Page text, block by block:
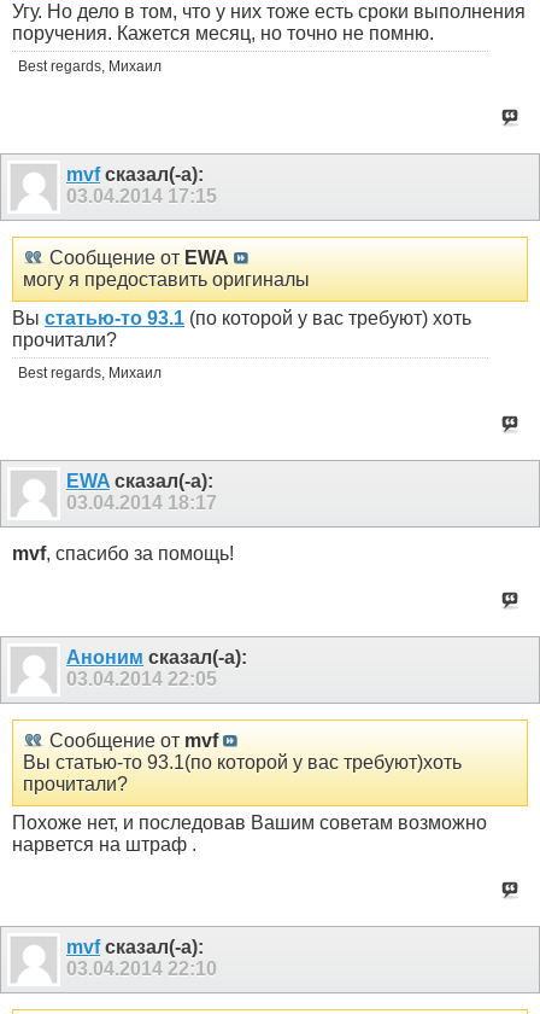
Угу. Но дело в том, что у них тоже есть сроки выполнения
поручения. Кажется месяц, но точно не помню.
Best regards, Михаил
mvfсказал(-а):
03.04.2014 17:15
Сообщение от EWA
могу я предоставить оригиналы
Вы статью-то 93.1 (по которой у вас требуют) хоть
прочитали?
Best regards, Михаил
EWA сказал(-а):
03.04.2014 18:17
mvf, спасибо за помощь!
Аноним сказал(-а):
03.04.2014 22:05
Сообщение от mvf
Вы статью-то 93.1(по которой у вас требуют)хоть
прочитали?
Похоже нет, и последовав Вашим советам возможно
нарвется на штраф .
mvfсказал(-а):
03.04.2014 22:10